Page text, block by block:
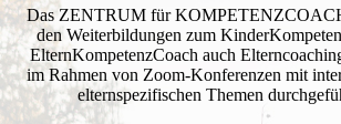
Das ZENTRUM für
den Weiterbildungen zum
ElternKompetenzCoach auch
im Rahmen von Zoom-Konferenzen mit
elternspezifischen Themen